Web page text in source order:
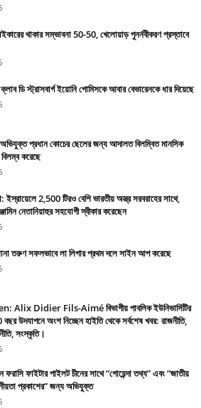
থাকার সম্ভাবনা 50-50, খেলোয়াড় পুনর্নবীকরণ প্রস্তাবে
ডি স্ট্রাসবার্গ ইয়োনি গোমিসকে আবার বেভারেনকে ধার দিয়েছে
প্রধান কোচের ছেলের জন্য আদালত বিলম্বিত মানসিক
বিলম্ব করেছে
ইস্রায়েলে 2,500 টিরও বেশি ভারতীয় অস্ত্র সরবরাহের সাথে,
নেতানিয়াহুর সহযোগী স্বীকার করেছেন
তরুণ সফলভাবে লা লিগার প্রথম দলে সাইন আপ করেছে
Alix Didier Fils-Aimé বিভাগীয় পাবলিক ইউনিভার্সিটির
বছর উদযাপনে অংশ নিচ্ছেন হাইতি থেকে সর্বশেষ খবর: রাজনীতি,
সংস্কৃতি।
ফাইটার পাইলট চীনের সাথে “গোয়েন্দা তথ্য” এবং “জাতীয়
প্রকাশের” জন্য অভিযুক্ত